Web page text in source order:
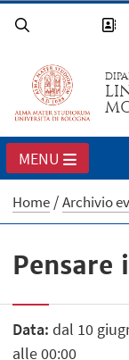
MENU
Home Archivio
Pensare
Data: dal 10
alle 00:00